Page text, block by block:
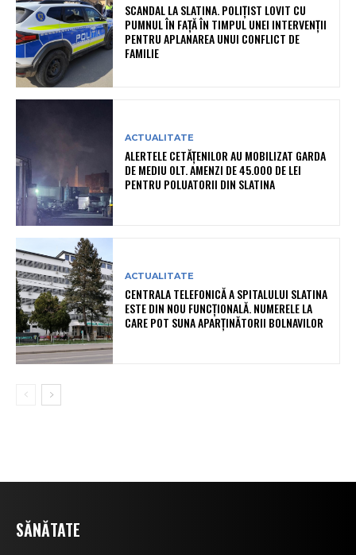
SCANDAL LA SLATINA. POLIȚIST LOVIT CU
PUMNUL ÎN FAȚĂ ÎN TIMPUL UNEI INTERVENȚII
PENTRU APLANAREA UNUI CONFLICT DE
FAMILIE
ACTUALITATE
ALERTELE CETĂȚENILOR AU MOBILIZAT GARDA
DE MEDIU OLT. AMENZI DE 45.000 DE LEI
PENTRU POLUATORII DIN SLATINA
ACTUALITATE
CENTRALA TELEFONICĂ A SPITALULUI SLATINA
ESTE DIN NOU FUNCȚIONALĂ. NUMERELE LA
CARE POT SUNA APARȚINĂTORII BOLNAVILOR
SĂNĂTATE